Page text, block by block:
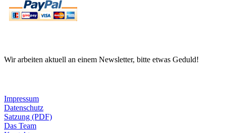
Wir arbeiten aktuell an einem Newsletter, bitte etwas Geduld!
Impressum
Datenschutz
Satzung (PDF)
Das Team